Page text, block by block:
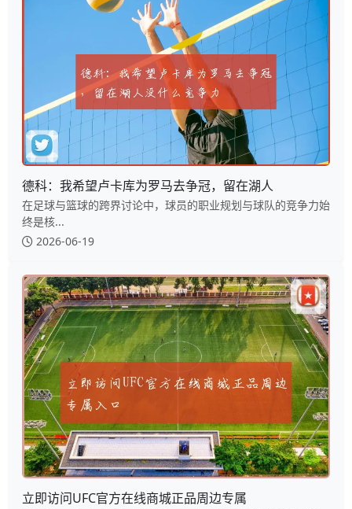
德科：我希望卢卡库为罗马去争冠，留在湖人
在足球与篮球的跨界讨论中，球员的职业规划与球队的竞争力始
终是核...
2026-06-19
立即访问UFC官方在线商城正品周边专属